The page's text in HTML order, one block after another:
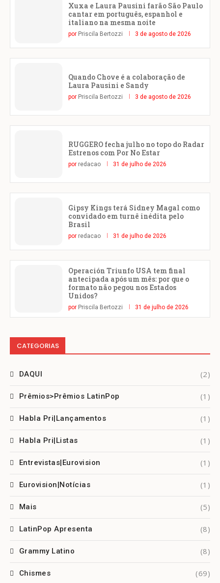
Xuxa e Laura Pausini farão São Paulo
cantar em português, espanhol e
italiano na mesma noite
por Priscila Bertozzi 3 de agosto de 2026
Quando Chove é a colaboração de
Laura Pausini e Sandy
por Priscila Bertozzi 3 de agosto de 2026
RUGGERO fecha julho no topo do Radar
Estrenos com Por No Estar
por redacao 31 de julho de 2026
Gipsy Kings terá Sidney Magal como
convidado em turnê inédita pelo
Brasil
por redacao 31 de julho de 2026
Operación Triunfo USA tem final
antecipada após um mês: por que o
formato não pegou nos Estados
Unidos?
por Priscila Bertozzi 31 de julho de 2026
CATEGORIAS
DAQUI (2)
Prêmios>Prêmios LatinPop (1)
Habla Pri|Lançamentos (1)
Habla Pri|Listas (1)
Entrevistas|Eurovision (1)
Eurovision|Notícias (1)
Mais (5)
LatinPop Apresenta (8)
Grammy Latino (8)
Chismes (69)